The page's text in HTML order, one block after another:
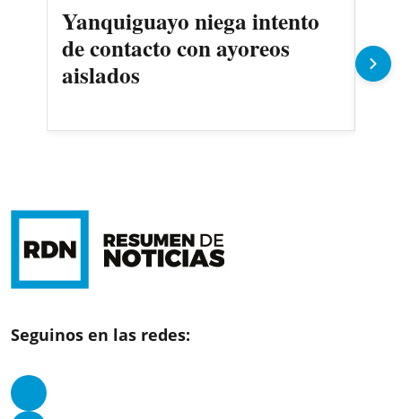
Yanquiguayo niega intento
de contacto con ayoreos
aislados
Seguinos en las redes: